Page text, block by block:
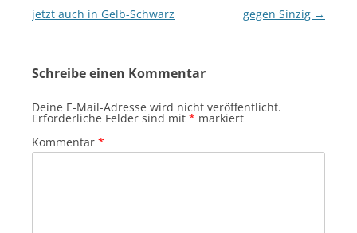
jetzt auch in Gelb-Schwarz
gegen Sinzig →
Schreibe einen Kommentar
Deine E-Mail-Adresse wird nicht veröffentlicht.
Erforderliche Felder sind mit * markiert
Kommentar *